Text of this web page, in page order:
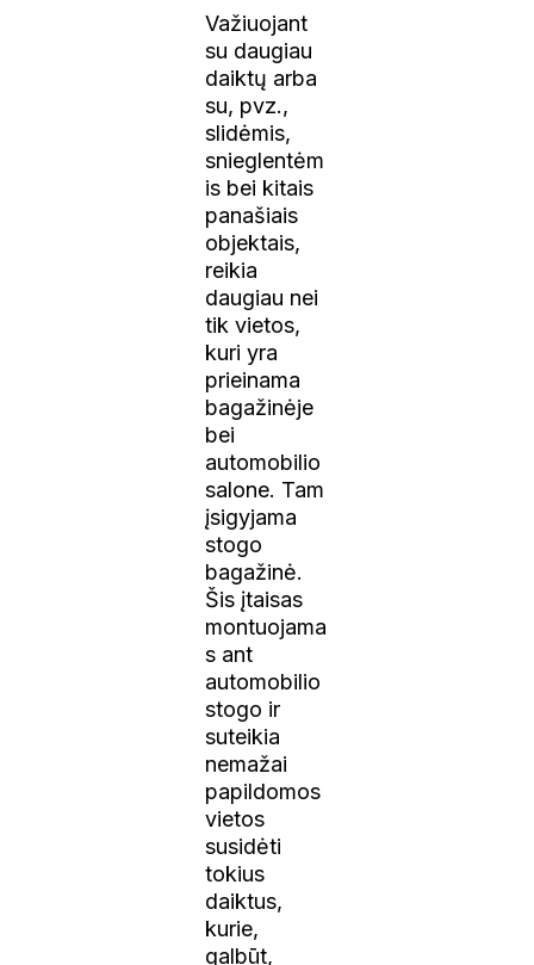
Važiuojant
su daugiau
daiktų arba
su, pvz.,
slidėmis,
snieglentėm
is bei kitais
panašiais
objektais,
reikia
daugiau nei
tik vietos,
kuri yra
prieinama
bagažinėje
bei
automobilio
salone. Tam
įsigyjama
stogo
bagažinė.
Šis įtaisas
montuojama
s ant
automobilio
stogo ir
suteikia
nemažai
papildomos
vietos
susidėti
tokius
daiktus,
kurie,
galbūt,